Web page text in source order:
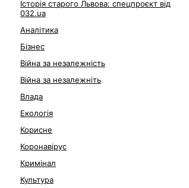
Історія старого Львова: спецпроєкт від
032.ua
Аналітика
Бізнес
Війна за незалежність
Війна за незалежніть
Влада
Екологія
Корисне
Коронавірус
Кримінал
Культура